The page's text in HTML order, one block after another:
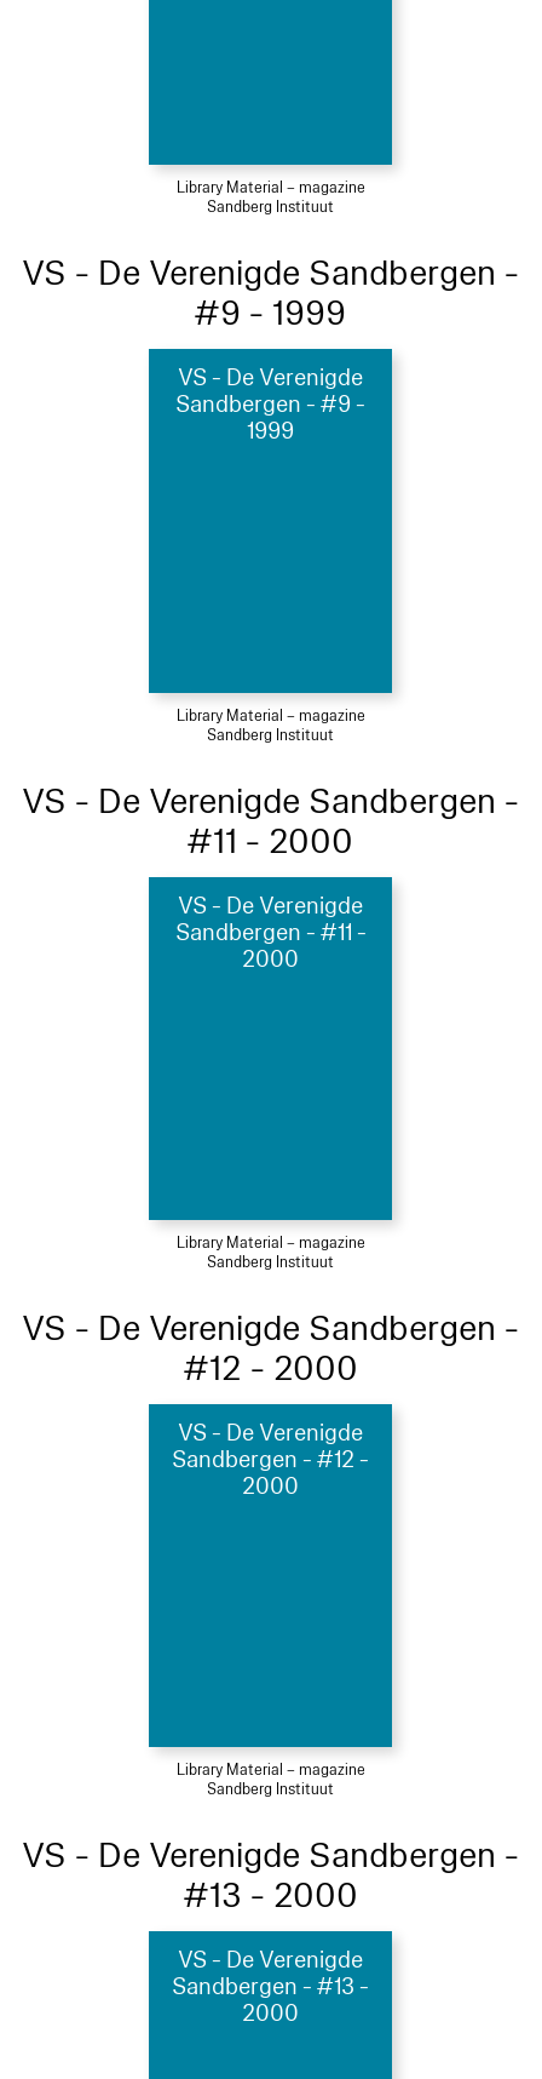
Library Material – magazine
Sandberg Instituut
VS - De Verenigde Sandbergen -
#9 - 1999
VS - De Verenigde
Sandbergen - #9 -
1999
Library Material – magazine
Sandberg Instituut
VS - De Verenigde Sandbergen -
#11 - 2000
VS - De Verenigde
Sandbergen - #11 -
2000
Library Material – magazine
Sandberg Instituut
VS - De Verenigde Sandbergen -
#12 - 2000
VS - De Verenigde
Sandbergen - #12 -
2000
Library Material – magazine
Sandberg Instituut
VS - De Verenigde Sandbergen -
#13 - 2000
VS - De Verenigde
Sandbergen - #13 -
2000